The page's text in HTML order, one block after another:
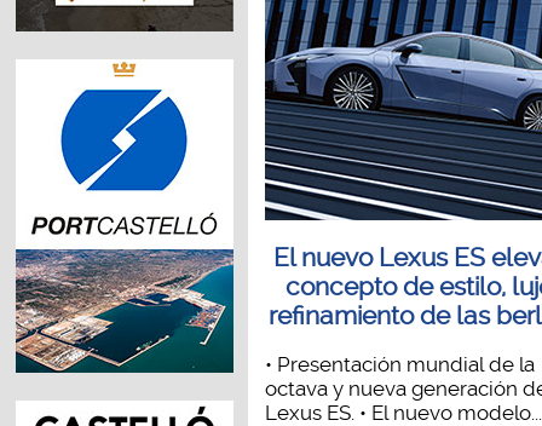
El nuevo Lexus ES
concepto de estilo,
refinamiento de las
• Presentación mundial de la
octava y nueva generación
Lexus ES. • El nuevo modelo...